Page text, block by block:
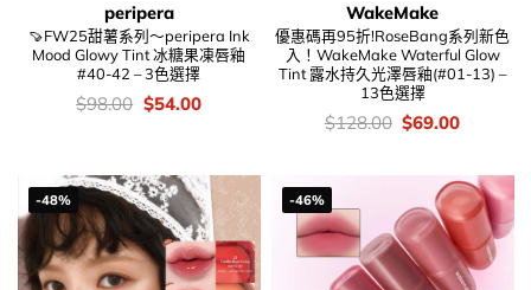
peripera
🍠FW25甜薯系列～peripera Ink
Mood Glowy Tint 冰糖果凍唇釉
#40-42 – 3色選擇
價
錢：
$98.00 Original
price
$54.00Current
WakeMake
優惠碼再95折!RoseBang系列新色
入！WakeMake Waterful Glow
Tint 露水持久光澤唇釉(#01-13) –
13色選擇
價
錢：
$128.00 Original
price
$128.00.
$69.00Current
$69.00.
-48% -46%